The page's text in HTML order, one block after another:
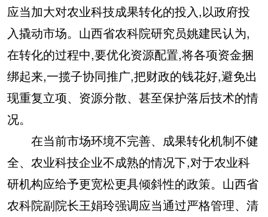
应当加大对农业科技成果转化的投入,以政府投
入撬动市场。山西省农科院研究员姚建民认为,
在转化的过程中,要优化资源配置,将各项资金捆
绑起来,一揽子协同推广,把财政的钱花好,避免出
现重复立项、资源分散、甚至保护落后技术的情
况。
在当前市场环境不完善、成果转化机制不健
全、农业科技企业不成熟的情况下,对于农业科
研机构应给予更宽松更具倾斜性的政策。山西省
农科院副院长王娟玲强调应当通过严格管理、清